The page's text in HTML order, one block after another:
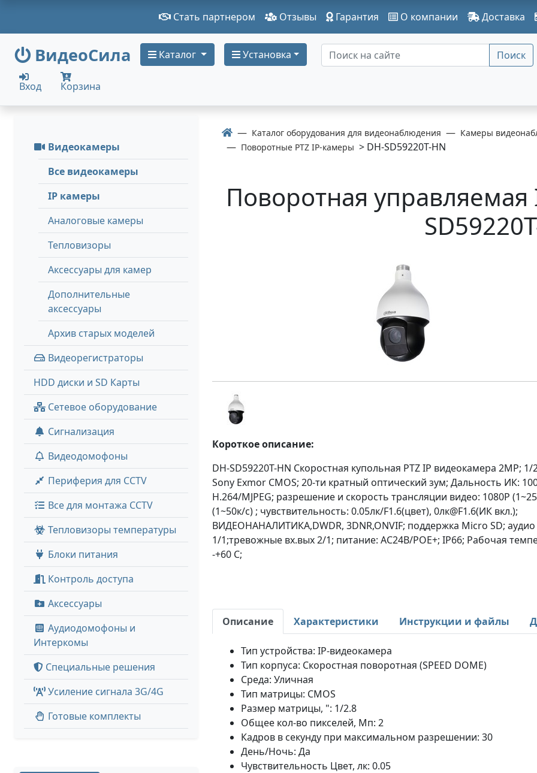
Стать партнером Отзывы Гарантия О компании Доставка
ВидеоСила Каталог Установка Поиск
Вход Корзина
Видеокамеры
Все видеокамеры
IP камеры
Аналоговые камеры
Тепловизоры
Аксессуары для камер
Дополнительные
аксессуары
Архив старых моделей
Видеорегистраторы
HDD диски и SD Карты
Сетевое оборудование
Сигнализация
Видеодомофоны
Периферия для CCTV
Все для монтажа CCTV
Тепловизоры температуры
Блоки питания
Контроль доступа
Аксессуары
Аудиодомофоны и
Интеркомы
Специальные решения
Усиление сигнала 3G/4G
Готовые комплекты
Каталог оборудования для видеонаблюдения
Камеры
Поворотные PTZ IP-камеры > DH-SD59220T-HN
Поворотная
Короткое описание:
DH-SD59220T-HN Скоростная купольная PTZ IP видеокамера 2MP;
Sony Exmor CMOS; 20-ти кратный оптический зум; Дальность ИК:
H.264/MJPEG; разрешение и скорость трансляции видео: 1080P
(1~50к/с) ; чувствительность: 0.05лк/F1.6(цвет), 0лк@F1.6(ИК вкл.);
ВИДЕОНАНАЛИТИКА,DWDR, 3DNR,ONVIF; поддержка Micro SD; аудио
1/1;тревожные вх.вых 2/1; питание: AC24В/POE+; IP66; Рабочая
-+60 С;
Описание Характеристики Инструкции и файлы
Тип устройства: IP-видеокамера
Тип корпуса: Скоростная поворотная (SPEED DOME)
Среда: Уличная
Тип матрицы: CMOS
Размер матрицы, ": 1/2.8
Общее кол-во пикселей, Мп: 2
Кадров в секунду при максимальном разрешении: 30
День/Ночь: Да
Чувствительность Цвет, лк: 0.05